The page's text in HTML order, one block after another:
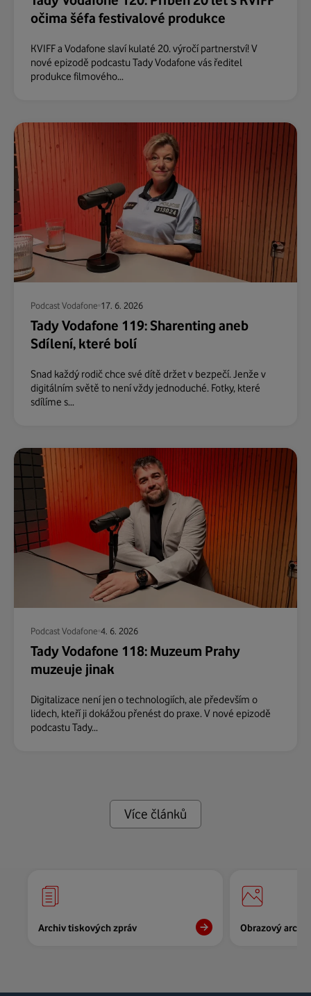
očima šéfa festivalové produkce
KVIFF a Vodafone slaví kulaté 20. výročí partnerství! V
nové epizodě podcastu Tady Vodafone vás ředitel
produkce filmového...
Podcast Vodafone 17. 6. 2026
Tady Vodafone 119: Sharenting aneb
Sdílení, které bolí
Snad každý rodič chce své dítě držet v bezpečí. Jenže v
digitálním světě to není vždy jednoduché. Fotky, které
sdílíme s...
Podcast Vodafone 4. 6. 2026
Tady Vodafone 118: Muzeum Prahy
muzeuje jinak
Digitalizace není jen o technologiích, ale především o
lidech, kteří ji dokážou přenést do praxe. V nové epizodě
podcastu Tady...
Více článků
Archiv tiskových zpráv Obrazový archiv